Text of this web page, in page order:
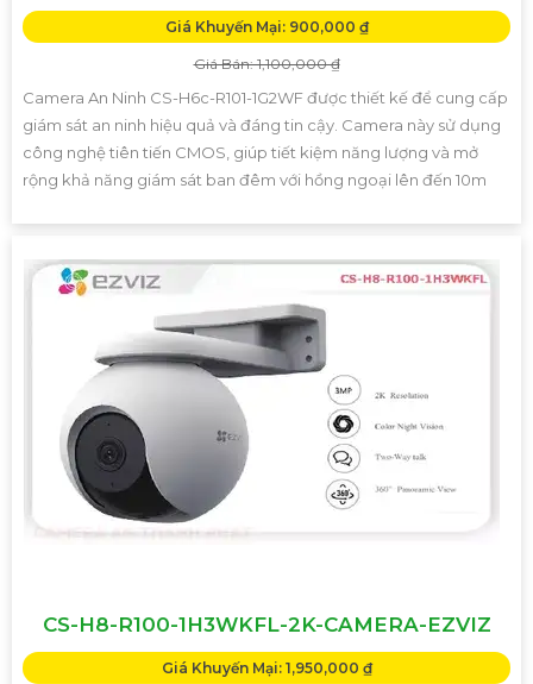
Giá Khuyến Mại: 900,000 ₫
Giá Bán: 1,100,000 ₫
Camera An Ninh CS-H6c-R101-1G2WF được thiết kế để cung cấp
giám sát an ninh hiệu quả và đáng tin cậy. Camera này sử dụng
công nghệ tiên tiến CMOS, giúp tiết kiệm năng lượng và mở
rộng khả năng giám sát ban đêm với hồng ngoại lên đến 10m
CS-H8-R100-1H3WKFL-2K-CAMERA-EZVIZ
Giá Khuyến Mại: 1,950,000 ₫